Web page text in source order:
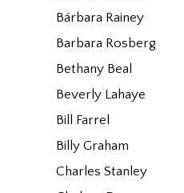
Bárbara Rainey
Barbara Rosberg
Bethany Beal
Beverly Lahaye
Bill Farrel
Billy Graham
Charles Stanley